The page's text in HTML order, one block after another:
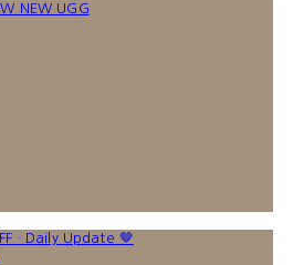
NEW UGG
· Daily Update 🤎